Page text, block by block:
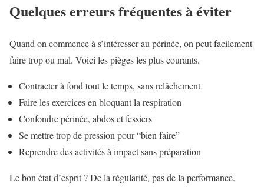
Quelques erreurs fréquentes à éviter
Quand on commence à s’intéresser au périnée, on peut facilement
faire trop ou mal. Voici les pièges les plus courants.
Contracter à fond tout le temps, sans relâchement
Faire les exercices en bloquant la respiration
Confondre périnée, abdos et fessiers
Se mettre trop de pression pour “bien faire”
Reprendre des activités à impact sans préparation
Le bon état d’esprit ? De la régularité, pas de la performance.